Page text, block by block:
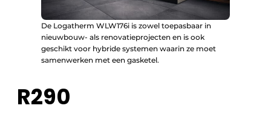
De Logatherm WLW176i is zowel toepasbaar in
nieuwbouw- als renovatieprojecten en is ook
geschikt voor hybride systemen waarin ze moet
samenwerken met een gasketel.
R290